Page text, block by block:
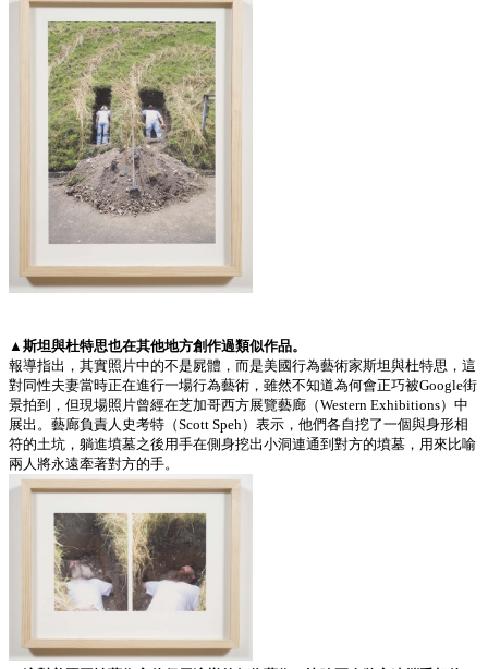
▲斯坦與杜特思也在其他地方創作過類似作品。
報導指出，其實照片中的不是屍體，而是美國行為藝術家斯坦與杜特思，這
對同性夫妻當時正在進行一場行為藝術，雖然不知道為何會正巧被Google街
景拍到，但現場照片曾經在芝加哥西方展覽藝廊（Western Exhibitions）中
展出。藝廊負責人史考特（Scott Speh）表示，他們各自挖了一個與身形相
符的土坑，躺進墳墓之後用手在側身挖出小洞連通到對方的墳墓，用來比喻
兩人將永遠牽著對方的手。